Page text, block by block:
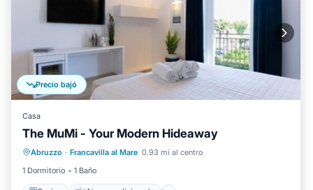
Precio bajó
Casa
The MuMi - Your Modern Hideaway
Abruzzo · Francavilla al Mare 0.93 mi al centro
1 Dormitorio
1 Baño
Cocina Aire acondicionado
Internet
Apto para niños